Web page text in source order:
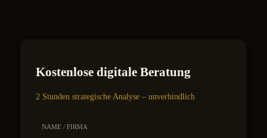
Kostenlose digitale Beratung
2 Stunden strategische Analyse – unverbindlich
NAME / FIRMA